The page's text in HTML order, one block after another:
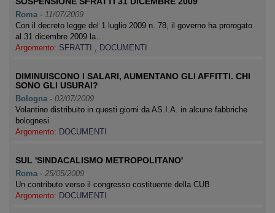
Roma - 11/07/2009
Con il decreto legge del 1 luglio 2009 n. 78, il governo ha prorogato
al 31 dicembre 2009 la…
Argomento: SFRATTI , DOCUMENTI
DIMINUISCONO I SALARI, AUMENTANO GLI AFFITTI. CHI
SONO GLI USURAI?
Bologna - 02/07/2009
Volantino distribuito in questi giorni da AS.I.A. in alcune fabbriche
bolognesi
Argomento: DOCUMENTI
SUL 'SINDACALISMO METROPOLITANO'
Roma - 25/05/2009
Un contributo verso il congresso costituente della CUB
Argomento: DOCUMENTI